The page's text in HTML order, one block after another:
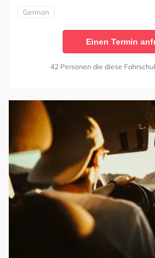
German
Einen Termin
42 Personen die diese